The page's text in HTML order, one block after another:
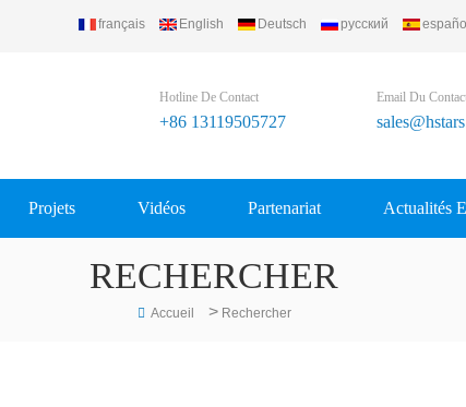
français English Deutsch русский español
Hotline De Contact
+86 13119505727
Email Du
Projets Vidéos Partenariat Actualités
RECHERCHER
Accueil > Rechercher